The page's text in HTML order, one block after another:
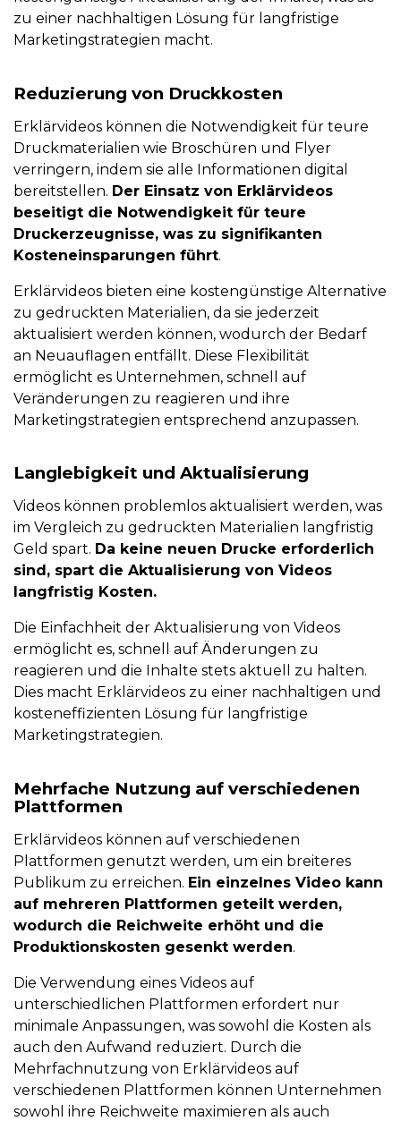
zu einer nachhaltigen Lösung für langfristige
Marketingstrategien macht.
Reduzierung von Druckkosten
Erklärvideos können die Notwendigkeit für teure
Druckmaterialien wie Broschüren und Flyer
verringern, indem sie alle Informationen digital
bereitstellen. Der Einsatz von Erklärvideos
beseitigt die Notwendigkeit für teure
Druckerzeugnisse, was zu signifikanten
Kosteneinsparungen führt.
Erklärvideos bieten eine kostengünstige Alternative
zu gedruckten Materialien, da sie jederzeit
aktualisiert werden können, wodurch der Bedarf
an Neuauflagen entfällt. Diese Flexibilität
ermöglicht es Unternehmen, schnell auf
Veränderungen zu reagieren und ihre
Marketingstrategien entsprechend anzupassen.
Langlebigkeit und Aktualisierung
Videos können problemlos aktualisiert werden, was
im Vergleich zu gedruckten Materialien langfristig
Geld spart. Da keine neuen Drucke erforderlich
sind, spart die Aktualisierung von Videos
langfristig Kosten.
Die Einfachheit der Aktualisierung von Videos
ermöglicht es, schnell auf Änderungen zu
reagieren und die Inhalte stets aktuell zu halten.
Dies macht Erklärvideos zu einer nachhaltigen und
kosteneffizienten Lösung für langfristige
Marketingstrategien.
Mehrfache Nutzung auf verschiedenen
Plattformen
Erklärvideos können auf verschiedenen
Plattformen genutzt werden, um ein breiteres
Publikum zu erreichen. Ein einzelnes Video kann
auf mehreren Plattformen geteilt werden,
wodurch die Reichweite erhöht und die
Produktionskosten gesenkt werden.
Die Verwendung eines Videos auf
unterschiedlichen Plattformen erfordert nur
minimale Anpassungen, was sowohl die Kosten als
auch den Aufwand reduziert. Durch die
Mehrfachnutzung von Erklärvideos auf
verschiedenen Plattformen können Unternehmen
sowohl ihre Reichweite maximieren als auch